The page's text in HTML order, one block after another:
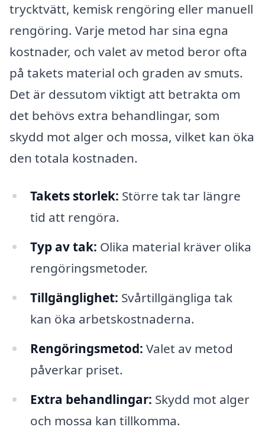
trycktvätt, kemisk rengöring eller manuell
rengöring. Varje metod har sina egna
kostnader, och valet av metod beror ofta
på takets material och graden av smuts.
Det är dessutom viktigt att betrakta om
det behövs extra behandlingar, som
skydd mot alger och mossa, vilket kan öka
den totala kostnaden.
Takets storlek: Större tak tar längre
tid att rengöra.
Typ av tak: Olika material kräver olika
rengöringsmetoder.
Tillgänglighet: Svårtillgängliga tak
kan öka arbetskostnaderna.
Rengöringsmetod: Valet av metod
påverkar priset.
Extra behandlingar: Skydd mot alger
och mossa kan tillkomma.